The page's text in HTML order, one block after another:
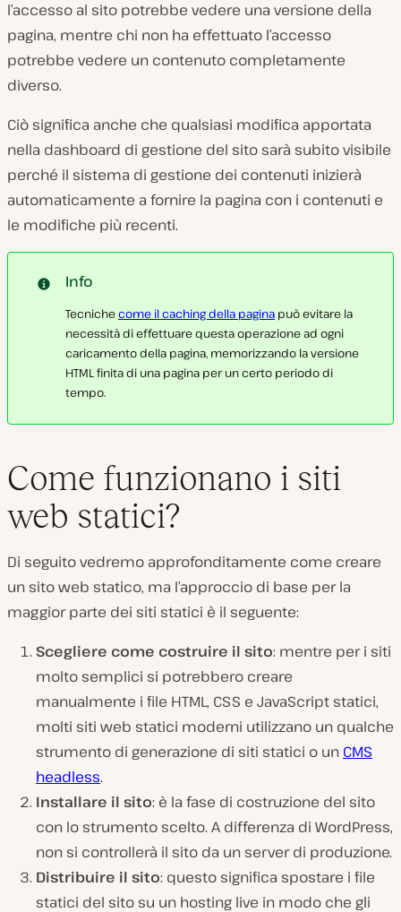
l’accesso al sito potrebbe vedere una versione della
pagina, mentre chi non ha effettuato l’accesso
potrebbe vedere un contenuto completamente
diverso.
Ciò significa anche che qualsiasi modifica apportata
nella dashboard di gestione del sito sarà subito visibile
perché il sistema di gestione dei contenuti inizierà
automaticamente a fornire la pagina con i contenuti e
le modifiche più recenti.
Info
Tecnichecome il caching della pagina può evitare la
necessità di effettuare questa operazione ad ogni
caricamento della pagina, memorizzando la versione
HTML finita di una pagina per un certo periodo di
tempo.
Come funzionano i siti
web statici?
Di seguito vedremo approfonditamente come creare
un sito web statico, ma l’approccio di base per la
maggior parte dei siti statici è il seguente:
Scegliere come costruire il sito: mentre per i siti
molto semplici si potrebbero creare
manualmente i file HTML, CSS e JavaScript statici,
molti siti web statici moderni utilizzano un qualche
strumento di generazione di siti statici o un CMS
headless.
Installare il sito: è la fase di costruzione del sito
con lo strumento scelto. A differenza di WordPress,
non si controllerà il sito da un server di produzione.
Distribuire il sito: questo significa spostare i file
statici del sito su un hosting live in modo che gli